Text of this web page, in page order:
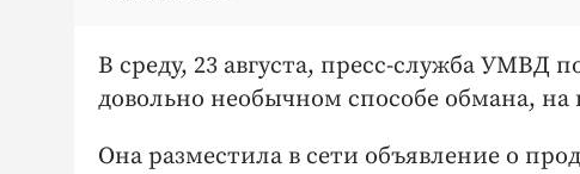
В среду, 23 августа, пресс-служба УМВД
довольно необычном способе обмана,
Она разместила в сети объявление о